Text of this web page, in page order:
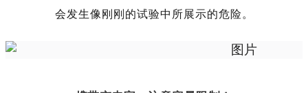
会发生像刚刚的试验中所展示的危险。